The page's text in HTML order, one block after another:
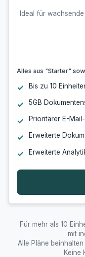
Ideal für
Alles aus "Starter"
Bis zu 10
5GB
Prioritärer E-
Erweiterte
Erweiterte
Für mehr als 10
mit
Alle Pläne
Keine